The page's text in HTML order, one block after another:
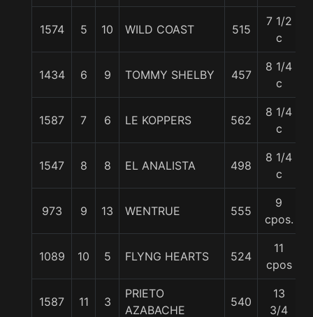
1574 5 10 WILD COAST 515
7 1/2
c
1434 6 9 TOMMY SHELBY 457
8 1/4
c
1587 7 6 LE KOPPERS 562
8 1/4
c
1547 8 8 EL ANALISTA 498
8 1/4
c
973 9 13 WENTRUE 555
9
cpos.
1089 10 5 FLYNG HEARTS 524
11
cpos
1587 11 3
PRIETO
AZABACHE
540
13
3/4